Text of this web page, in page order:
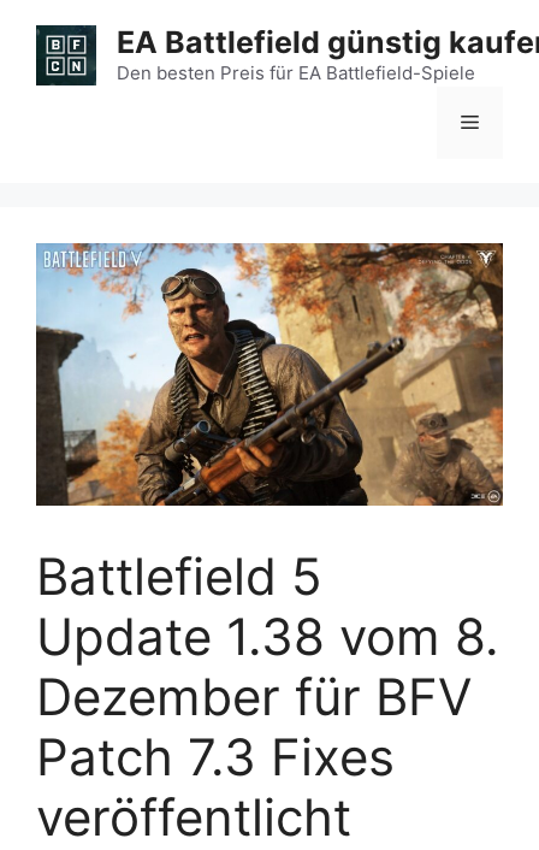
Inhalt
springen
EA Battlefield günstig
Den besten Preis für EA Battlefield-Spiele
Menü
Battlefield 5
Update 1.38 vom 8.
Dezember für BFV
Patch 7.3 Fixes
veröffentlicht